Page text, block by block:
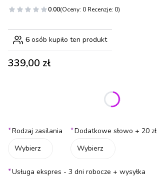
0.00(Oceny: 0 Recenzje: 0)
6 osób kupiło ten produkt
Cena
339,00 zł
Poszczególne warianty mogą różnić się ceną
*Rodzaj zasilania
Wybierz
*Dodatkowe słowo + 20 zł
Wybierz
*Usługa ekspres - 3 dni robocze + wysyłka